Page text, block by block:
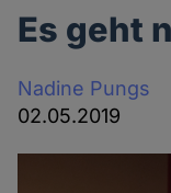
Es geht
Nadine Pungs
02.05.2019